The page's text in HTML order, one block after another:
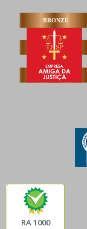
RA 1000